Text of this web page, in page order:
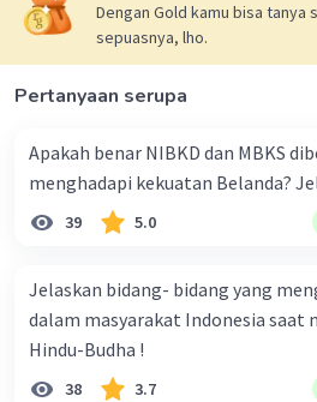
Dengan Gold kamu bisa tanya
sepuasnya, lho.
Pertanyaan serupa
Apakah benar NIBKD dan MBKS
menghadapi kekuatan Belanda?
39 5.0
Jelaskan bidang- bidang yang
dalam masyarakat Indonesia saat
Hindu-Budha !
38 3.7